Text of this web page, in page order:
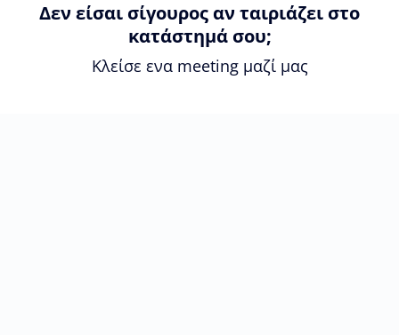
Δεν είσαι σίγουρος αν ταιριάζει στο
κατάστημά σου;
Κλείσε ενα meeting μαζί μας